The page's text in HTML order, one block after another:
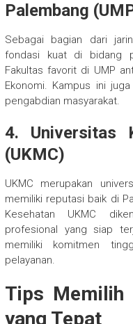
Palembang
Sebagai bagian dari
fondasi kuat di bidang
Fakultas favorit di UMP
Ekonomi. Kampus ini
pengabdian masyarakat.
4. Universitas
(UKMC)
UKMC merupakan
memiliki reputasi baik di
Kesehatan UKMC
profesional yang siap
memiliki komitmen
pelayanan.
Tips Memilih
yang Tepat